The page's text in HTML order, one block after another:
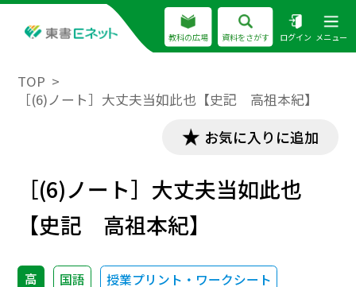
教科の広場 資料をさがす ログイン メニュー
TOP
［(6)ノート］大丈夫当如此也【史記 高祖本紀】
お気に入りに追加
［(6)ノート］大丈夫当如此也
【史記 高祖本紀】
高 国語 授業プリント・ワークシート